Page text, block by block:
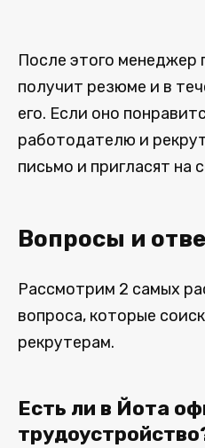
После этого менеджер
получит резюме и в
его. Если оно
работодателю и
письмо и пригласят на
Вопросы и
Рассмотрим 2 самых
вопроса, которые
рекрутерам.
Есть ли в Йота